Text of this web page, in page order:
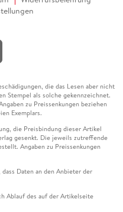
die das Lesen aber nicht
Stempel als solche gekennzeichnet.
zu Preissenkungen beziehen
Exemplars.
die Preisbindung dieser Artikel
gesenkt. Die jeweils zutreffende
Angaben zu Preissenkungen
Daten an den Anbieter der
Ablauf des auf der Artikelseite